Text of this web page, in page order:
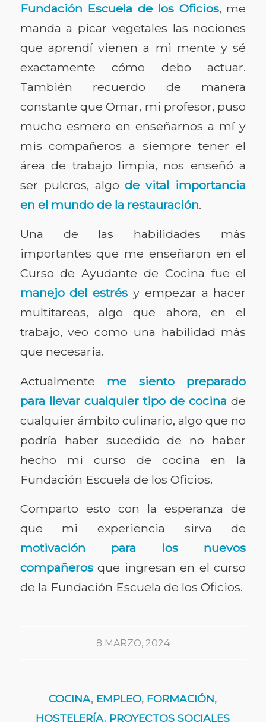
Fundación Escuela de los Oficios, me
manda a picar vegetales las nociones
que aprendí vienen a mi mente y sé
exactamente cómo debo actuar.
También recuerdo de manera
constante que Omar, mi profesor, puso
mucho esmero en enseñarnos a mí y
mis compañeros a siempre tener el
área de trabajo limpia, nos enseñó a
ser pulcros, algode vital importancia
en el mundo de la restauración.
Una de las habilidades más
importantes que me enseñaron en el
Curso de Ayudante de Cocina fue el
manejo del estrés y empezar a hacer
multitareas, algo que ahora, en el
trabajo, veo como una habilidad más
que necesaria.
Actualmente me siento preparado
para llevar cualquier tipo de cocina de
cualquier ámbito culinario, algo que no
podría haber sucedido de no haber
hecho mi curso de cocina en la
Fundación Escuela de los Oficios.
Comparto esto con la esperanza de
que mi experiencia sirva de
motivación para los nuevos
compañerosque ingresan en el curso
de la Fundación Escuela de los Oficios.
8 MARZO, 2024
COCINA, EMPLEO, FORMACIÓN,
HOSTELERÍA, PROYECTOS SOCIALES